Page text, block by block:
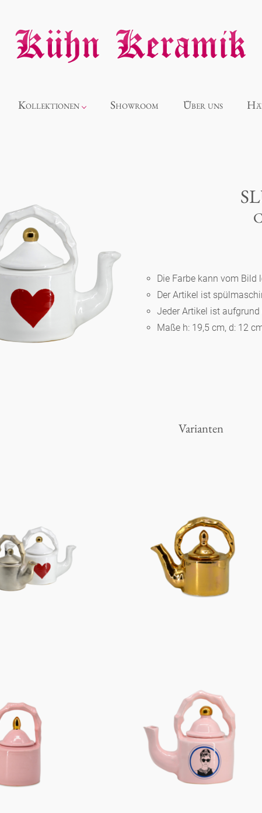
Kollektionen
Panthéon
Souvenir
Berlin
Slumberland
Figuren
Berliner Duft
Showroom Über uns
Die Farbe kann vom Bild
Der Artikel ist
Jeder Artikel ist
Maße h: 19,5 cm, d: 12
Varianten